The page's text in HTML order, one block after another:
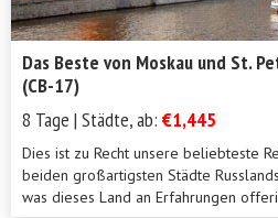
Das Beste von Moskau und St.
(CB-17)
8 Tage | Städte, ab:€1,445
Dies ist zu Recht unsere beliebteste
beiden großartigsten Städte
was dieses Land an Erfahrungen